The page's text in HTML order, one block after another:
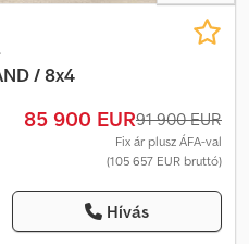
/ 8x4
85 900 EUR91 900 EUR
Fix ár plusz ÁFA-val
(105 657 EUR bruttó)
Hívás